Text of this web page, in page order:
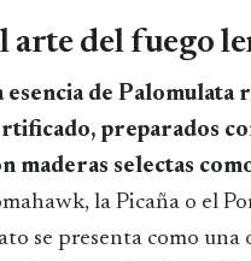
arte del fuego
esencia de Palomulata
preparados
maderas selectas
la Picaña o el
se presenta como una